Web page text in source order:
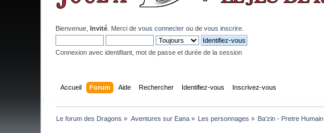
Bienvenue,Invité . Merci devous connecter ou devous inscrire
Connexion avec identifiant, mot de passe et durée de la session
Accueil Forum Aide Rechercher Identifiez-vous Inscrivez-vous
Le forum des Dragons » Aventures sur Eana» Les personnages » Ba'zin - Pretre Humain